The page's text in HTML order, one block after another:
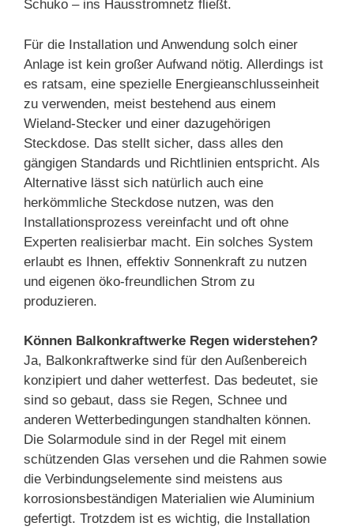
Schuko – ins Hausstromnetz fließt.
Für die Installation und Anwendung solch einer
Anlage ist kein großer Aufwand nötig. Allerdings ist
es ratsam, eine spezielle Energieanschlusseinheit
zu verwenden, meist bestehend aus einem
Wieland-Stecker und einer dazugehörigen
Steckdose. Das stellt sicher, dass alles den
gängigen Standards und Richtlinien entspricht. Als
Alternative lässt sich natürlich auch eine
herkömmliche Steckdose nutzen, was den
Installationsprozess vereinfacht und oft ohne
Experten realisierbar macht. Ein solches System
erlaubt es Ihnen, effektiv Sonnenkraft zu nutzen
und eigenen öko-freundlichen Strom zu
produzieren.
Können Balkonkraftwerke Regen widerstehen?
Ja, Balkonkraftwerke sind für den Außenbereich
konzipiert und daher wetterfest. Das bedeutet, sie
sind so gebaut, dass sie Regen, Schnee und
anderen Wetterbedingungen standhalten können.
Die Solarmodule sind in der Regel mit einem
schützenden Glas versehen und die Rahmen sowie
die Verbindungselemente sind meistens aus
korrosionsbeständigen Materialien wie Aluminium
gefertigt. Trotzdem ist es wichtig, die Installation